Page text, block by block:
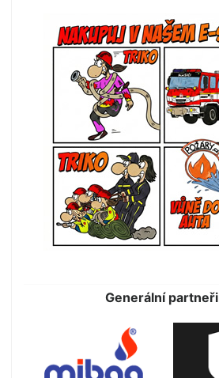
Generální partneři